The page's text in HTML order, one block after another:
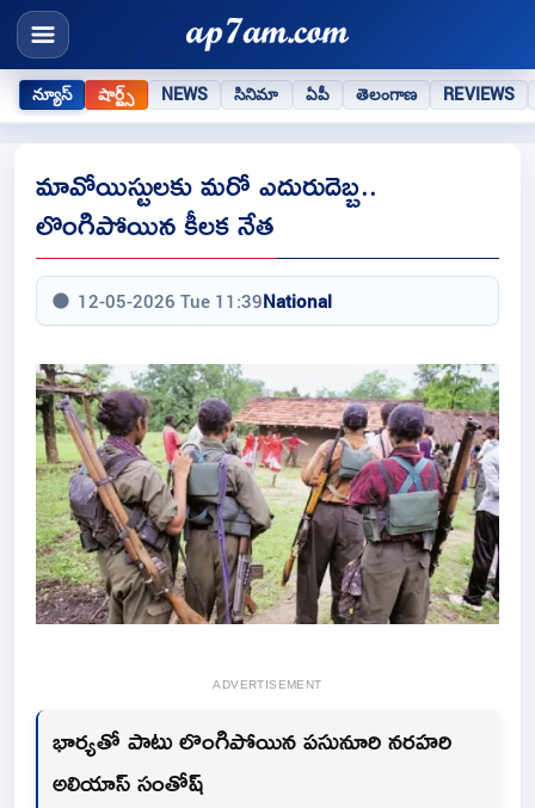
న్యూస్ షార్ట్స్ NEWS సినిమా ఏపీ తెలంగాణ REVIEWS
మావోయిస్టులకు మరో ఎదురుదెబ్బ..
లొంగిపోయిన కీలక నేత
12-05-2026 Tue 11:39National
ADVERTISEMENT
భార్యతో పాటు లొంగిపోయిన పసునూరి నరహరి
అలియాస్ సంతోష్